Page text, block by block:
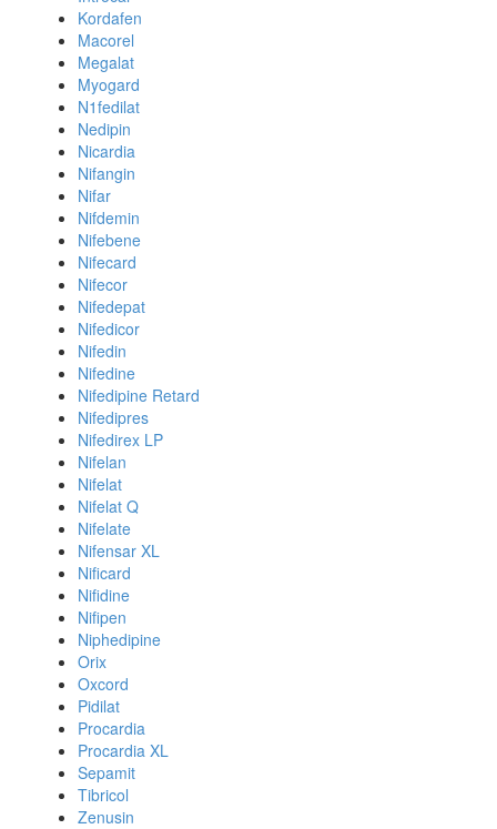
Kordafen
Macorel
Megalat
Myogard
N1fedilat
Nedipin
Nicardia
Nifangin
Nifar
Nifdemin
Nifebene
Nifecard
Nifecor
Nifedepat
Nifedicor
Nifedin
Nifedine
Nifedipine Retard
Nifedipres
Nifedirex LP
Nifelan
Nifelat
Nifelat Q
Nifelate
Nifensar XL
Nificard
Nifidine
Nifipen
Niphedipine
Orix
Oxcord
Pidilat
Procardia
Procardia XL
Sepamit
Tibricol
Zenusin